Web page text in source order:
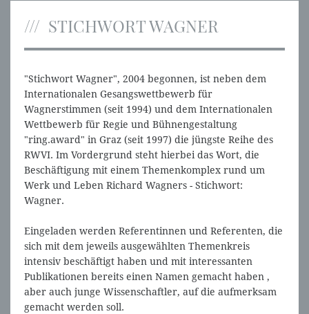
STICHWORT WAGNER
"Stichwort Wagner", 2004 begonnen, ist neben dem
Internationalen Gesangswettbewerb für
Wagnerstimmen (seit 1994) und dem Internationalen
Wettbewerb für Regie und Bühnengestaltung
"ring.award" in Graz (seit 1997) die jüngste Reihe des
RWVI. Im Vordergrund steht hierbei das Wort, die
Beschäftigung mit einem Themenkomplex rund um
Werk und Leben Richard Wagners - Stichwort:
Wagner.
Eingeladen werden Referentinnen und Referenten, die
sich mit dem jeweils ausgewählten Themenkreis
intensiv beschäftigt haben und mit interessanten
Publikationen bereits einen Namen gemacht haben ,
aber auch junge Wissenschaftler, auf die aufmerksam
gemacht werden soll.